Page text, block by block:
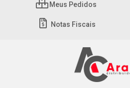
Meus Pedidos
Notas Fiscais